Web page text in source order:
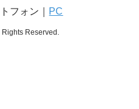
フォン｜ PC
Reserved.